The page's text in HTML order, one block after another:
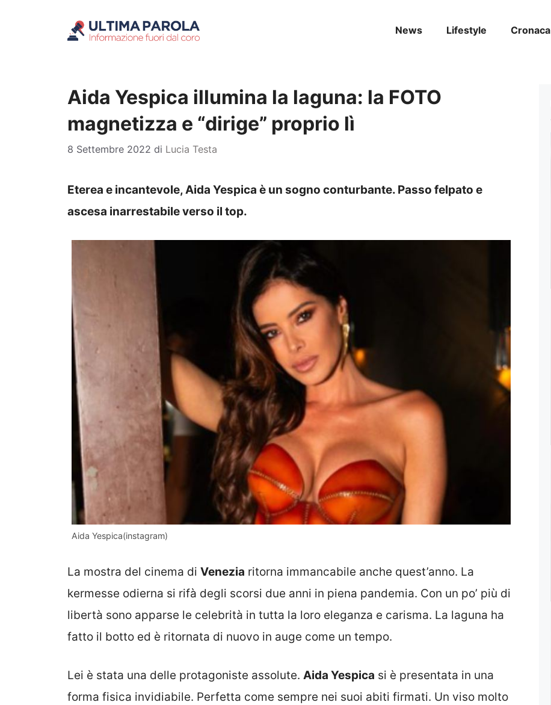
News Lifestyle Cronaca
Aida Yespica illumina la laguna: la FOTO
magnetizza e “dirige” proprio lì
8 Settembre 2022 di Lucia Testa
Eterea e incantevole, Aida Yespica è un sogno conturbante. Passo felpato e
ascesa inarrestabile verso il top.
Aida Yespica(instagram)
La mostra del cinema di Venezia ritorna immancabile anche quest’anno. La
kermesse odierna si rifà degli scorsi due anni in piena pandemia. Con un po’ più di
libertà sono apparse le celebrità in tutta la loro eleganza e carisma. La laguna ha
fatto il botto ed è ritornata di nuovo in auge come un tempo.
Lei è stata una delle protagoniste assolute. Aida Yespica si è presentata in una
forma fisica invidiabile. Perfetta come sempre nei suoi abiti firmati. Un viso molto